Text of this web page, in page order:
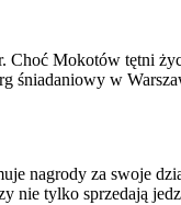
Mokotów tętni
w
nagrody za swoje
nie tylko sprzedają